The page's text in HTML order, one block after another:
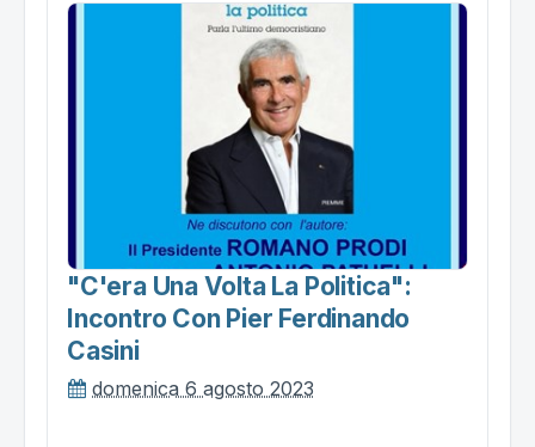
"c'era Una Volta La Politica":
Incontro Con Pier Ferdinando
Casini
domenica 6 agosto 2023